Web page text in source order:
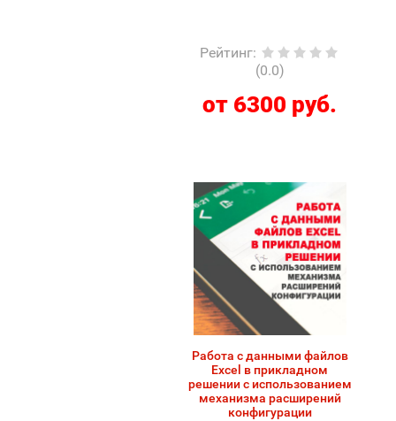
Рейтинг:
(0.0)
от 6300 руб.
Работа с данными файлов
Excel в прикладном
решении с использованием
механизма расширений
конфигурации